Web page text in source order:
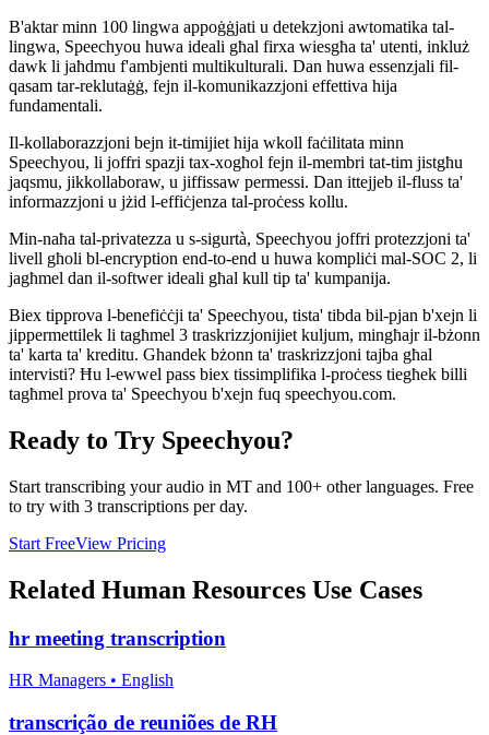
B'aktar minn 100 lingwa appoġġjati u detekzjoni awtomatika tal-
lingwa, Speechyou huwa ideali għal firxa wiesgħa ta' utenti, inkluż
dawk li jaħdmu f'ambjenti multikulturali. Dan huwa essenzjali fil-
qasam tar-reklutaġġ, fejn il-komunikazzjoni effettiva hija
fundamentali.
Il-kollaborazzjoni bejn it-timijiet hija wkoll faċilitata minn
Speechyou, li joffri spazji tax-xogħol fejn il-membri tat-tim jistgħu
jaqsmu, jikkollaboraw, u jiffissaw permessi. Dan ittejjeb il-fluss ta'
informazzjoni u jżid l-effiċjenza tal-proċess kollu.
Min-naħa tal-privatezza u s-sigurtà, Speechyou joffri protezzjoni ta'
livell għoli bl-encryption end-to-end u huwa kompliċi mal-SOC 2, li
jagħmel dan il-softwer ideali għal kull tip ta' kumpanija.
Biex tipprova l-benefiċċji ta' Speechyou, tista' tibda bil-pjan b'xejn li
jippermettilek li tagħmel 3 traskrizzjonijiet kuljum, mingħajr il-bżonn
ta' karta ta' kreditu. Ghandek bżonn ta' traskrizzjoni tajba għal
intervisti? Ħu l-ewwel pass biex tissimplifika l-proċess tiegħek billi
tagħmel prova ta' Speechyou b'xejn fuq speechyou.com.
Ready to Try Speechyou?
Start transcribing your audio in MT and 100+ other languages. Free
to try with 3 transcriptions per day.
Start FreeView Pricing
Related Human Resources Use Cases
hr meeting transcription
HR Managers • English
transcrição de reuniões de RH